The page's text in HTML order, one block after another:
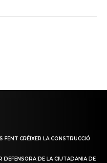
FENT CRÉIXER LA CONSTRUCCIÓ
DEFENSORA DE LA CIUTADANIA DE